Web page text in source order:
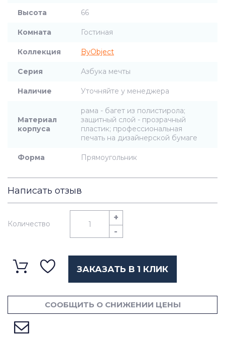
Высота 66
Комната Гостиная
Коллекция ByObject
Серия Азбука мечты
Наличие Уточняйте у менеджера
Материал
корпуса
рама - багет из полистирола;
защитный слой - прозрачный
пластик; профессиональная
печать на дизайнерской бумаге
Форма Прямоугольник
Написать отзыв
Количество
+
-
ЗАКАЗАТЬ В 1 КЛИК
СООБЩИТЬ О СНИЖЕНИИ ЦЕНЫ